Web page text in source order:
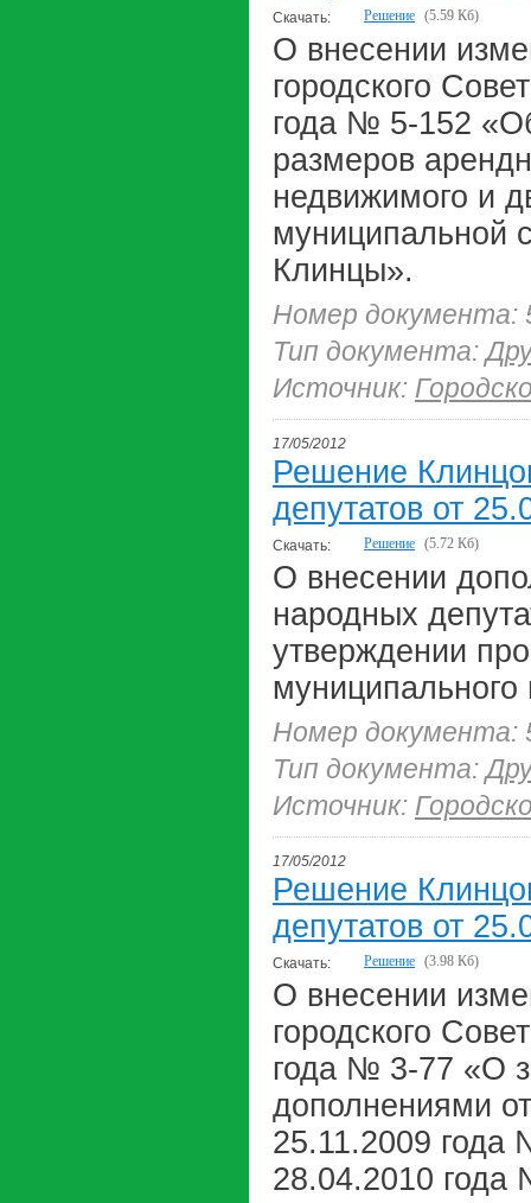
Скачать: Решение (5.59 Кб)
О внесении
городского
года № 5-152
размеров
недвижимого и
муниципальной
Клинцы».
Номер документа:
Тип документа:
Источник:
17/05/2012
Решение
депутатов от
Скачать: Решение (5.72 Кб)
О внесении
народных
утверждении
Номер документа:
Тип документа:
Источник:
17/05/2012
Решение
депутатов от
Скачать: Решение (3.98 Кб)
О внесении
городского
года № 3-77 «О
дополнениями
25.11.2009 года
28.04.2010 года